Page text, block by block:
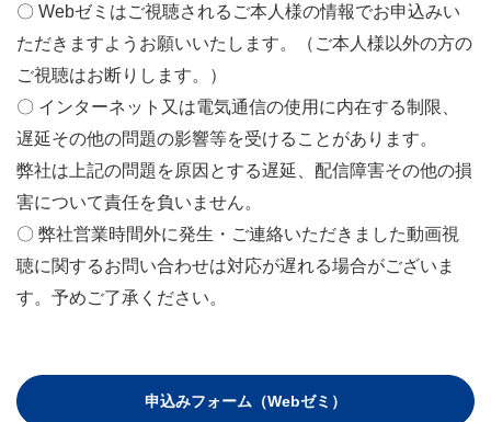
〇 Webゼミはご視聴されるご本人様の情報でお申込みい
ただきますようお願いいたします。（ご本人様以外の方の
ご視聴はお断りします。）
〇 インターネット又は電気通信の使用に内在する制限、
遅延その他の問題の影響等を受けることがあります。
弊社は上記の問題を原因とする遅延、配信障害その他の損
害について責任を負いません。
〇 弊社営業時間外に発生・ご連絡いただきました動画視
聴に関するお問い合わせは対応が遅れる場合がございま
す。予めご了承ください。
申込みフォーム（Webゼミ）